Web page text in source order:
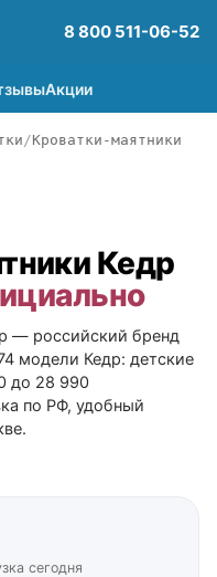
8 800 511-06-52
Акции
Кроватки-маятники
Кедр
— российский бренд
модели Кедр: детские
до 28 990
по РФ, удобный
сегодня